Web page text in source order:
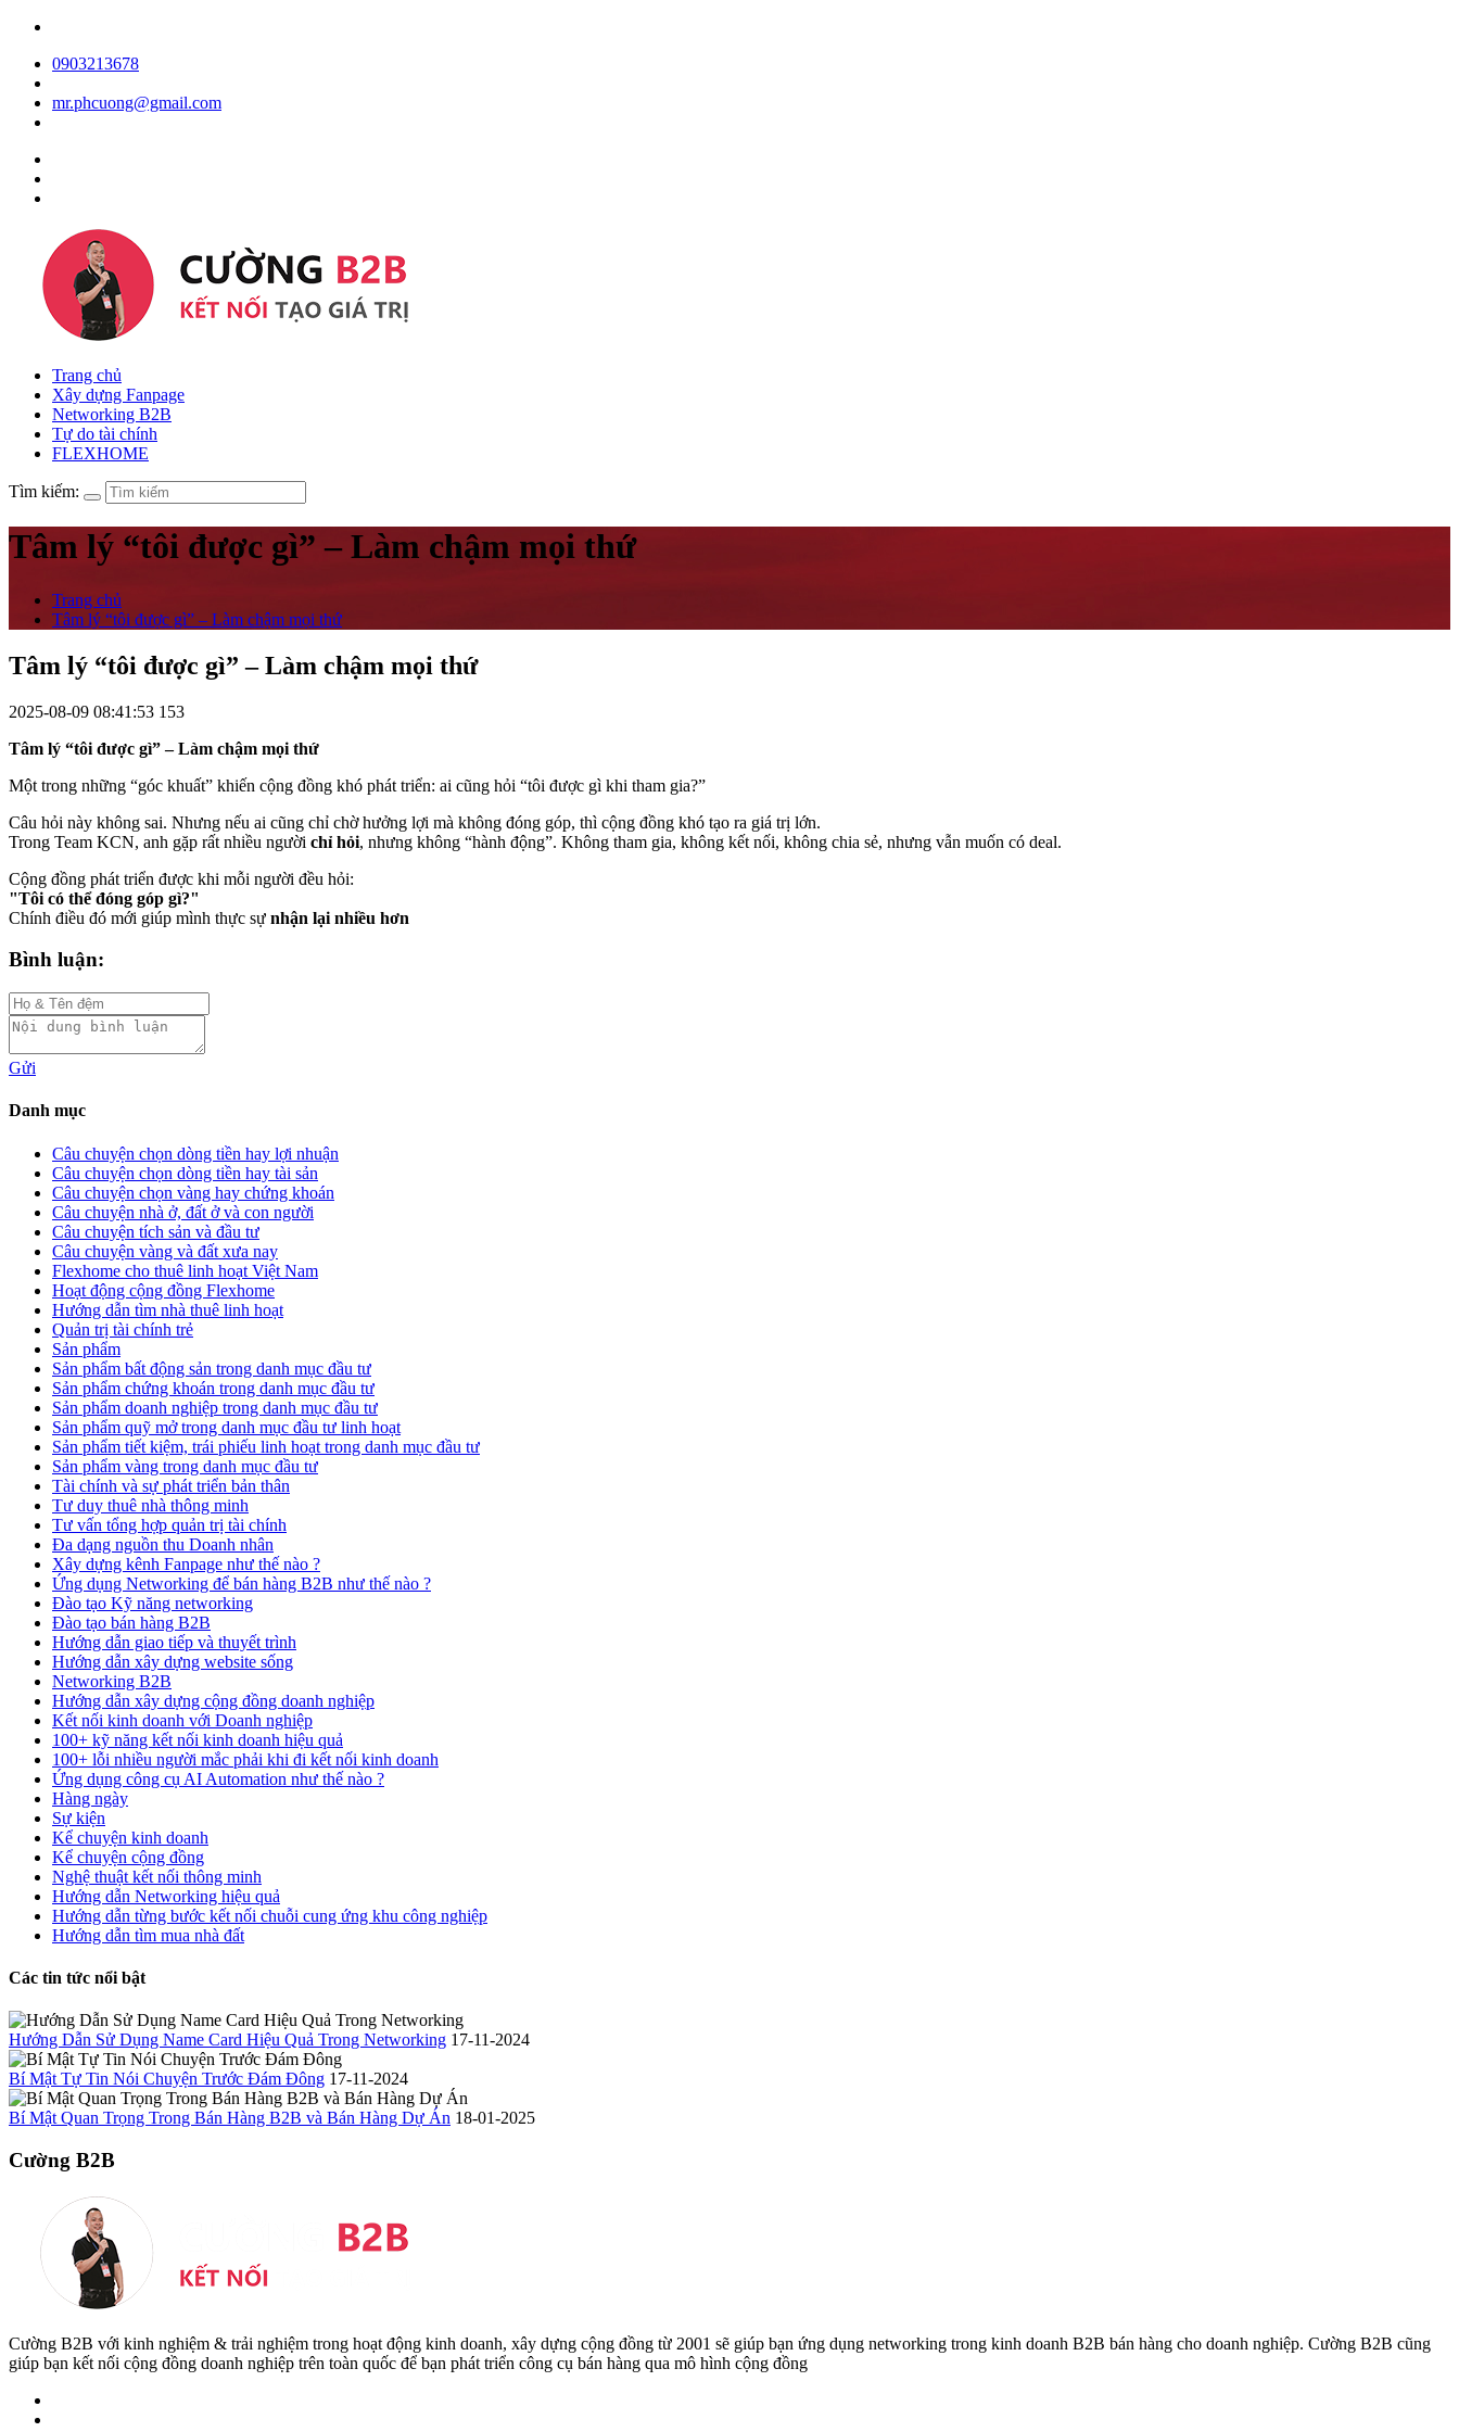
0903213678
mr.phcuong@gmail.com
Trang chủ
Xây dựng Fanpage
Networking B2B
Tự do tài chính
FLEXHOME
Tìm kiếm:
Tâm lý “tôi được gì” – Làm chậm mọi thứ
Trang chủ
Tâm lý “tôi được gì” – Làm chậm mọi thứ
Tâm lý “tôi được gì” – Làm chậm mọi thứ
2025-08-09 08:41:53 153
Tâm lý “tôi được gì” – Làm chậm mọi thứ
Một trong những “góc khuất” khiến cộng đồng khó phát triển: ai cũng hỏi “tôi được gì khi tham gia?”
Câu hỏi này không sai. Nhưng nếu ai cũng chỉ chờ hưởng lợi mà không đóng góp, thì cộng đồng khó tạo ra giá trị lớn.
Trong Team KCN, anh gặp rất nhiều người chỉ hỏi, nhưng không “hành động”. Không tham gia, không kết nối, không chia sẻ, nhưng vẫn muốn có deal.
Cộng đồng phát triển được khi mỗi người đều hỏi:
"Tôi có thể đóng góp gì?"
Chính điều đó mới giúp mình thực sự nhận lại nhiều hơn
Bình luận:
Gửi
Danh mục
Câu chuyện chọn dòng tiền hay lợi nhuận
Câu chuyện chọn dòng tiền hay tài sản
Câu chuyện chọn vàng hay chứng khoán
Câu chuyện nhà ở, đất ở và con người
Câu chuyện tích sản và đầu tư
Câu chuyện vàng và đất xưa nay
Flexhome cho thuê linh hoạt Việt Nam
Hoạt động cộng đồng Flexhome
Hướng dẫn tìm nhà thuê linh hoạt
Quản trị tài chính trẻ
Sản phẩm
Sản phẩm bất động sản trong danh mục đầu tư
Sản phẩm chứng khoán trong danh mục đầu tư
Sản phẩm doanh nghiệp trong danh mục đầu tư
Sản phẩm quỹ mở trong danh mục đầu tư linh hoạt
Sản phẩm tiết kiệm, trái phiếu linh hoạt trong danh mục đầu tư
Sản phẩm vàng trong danh mục đầu tư
Tài chính và sự phát triển bản thân
Tư duy thuê nhà thông minh
Tư vấn tổng hợp quản trị tài chính
Đa dạng nguồn thu Doanh nhân
Xây dựng kênh Fanpage như thế nào ?
Ứng dụng Networking để bán hàng B2B như thế nào ?
Đào tạo Kỹ năng networking
Đào tạo bán hàng B2B
Hướng dẫn giao tiếp và thuyết trình
Hướng dẫn xây dựng website sống
Networking B2B
Hướng dẫn xây dựng cộng đồng doanh nghiệp
Kết nối kinh doanh với Doanh nghiệp
100+ kỹ năng kết nối kinh doanh hiệu quả
100+ lỗi nhiều người mắc phải khi đi kết nối kinh doanh
Ứng dụng công cụ AI Automation như thế nào ?
Hàng ngày
Sự kiện
Kể chuyện kinh doanh
Kể chuyện cộng đồng
Nghệ thuật kết nối thông minh
Hướng dẫn Networking hiệu quả
Hướng dẫn từng bước kết nối chuỗi cung ứng khu công nghiệp
Hướng dẫn tìm mua nhà đất
Các tin tức nổi bật
Hướng Dẫn Sử Dụng Name Card Hiệu Quả Trong Networking 17-11-2024
Bí Mật Tự Tin Nói Chuyện Trước Đám Đông 17-11-2024
Bí Mật Quan Trọng Trong Bán Hàng B2B và Bán Hàng Dự Án 18-01-2025
Cường B2B
Cường B2B với kinh nghiệm & trải nghiệm trong hoạt động kinh doanh, xây dựng cộng đồng từ 2001 sẽ giúp bạn ứng dụng networking trong kinh doanh B2B bán hàng cho doanh nghiệp. Cường B2B cũng
giúp bạn kết nối cộng đồng doanh nghiệp trên toàn quốc để bạn phát triển công cụ bán hàng qua mô hình cộng đồng